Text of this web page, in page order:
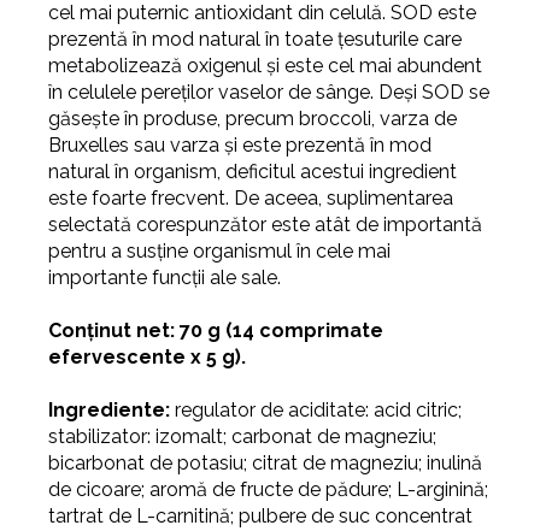
cel mai puternic antioxidant din celulă. SOD este
prezentă în mod natural în toate țesuturile care
metabolizează oxigenul și este cel mai abundent
în celulele pereților vaselor de sânge. Deși SOD se
găsește în produse, precum broccoli, varza de
Bruxelles sau varza și este prezentă în mod
natural în organism, deficitul acestui ingredient
este foarte frecvent. De aceea, suplimentarea
selectată corespunzător este atât de importantă
pentru a susține organismul în cele mai
importante funcții ale sale.
Conținut net: 70 g (14 comprimate
efervescente x 5 g).
Ingrediente: regulator de aciditate: acid citric;
stabilizator: izomalt; carbonat de magneziu;
bicarbonat de potasiu; citrat de magneziu; inulină
de cicoare; aromă de fructe de pădure; L-arginină;
tartrat de L-carnitină; pulbere de suc concentrat